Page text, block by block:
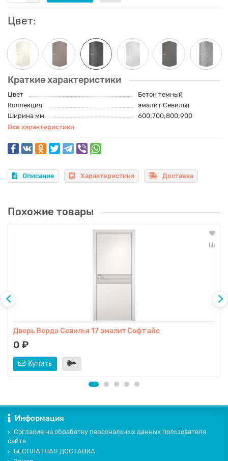
Цвет:
Краткие характеристики
Цвет
Бетон темный
Коллекция
эмалит Севилья
Ширина мм.
600;700;800;900
Все характеристики
Описание Характеристики Доставка
Похожие товары
Дверь Верда Севилья 17 эмалит Софт айс
0 ₽
Купить
Информация
Согласие на обработку персональных данных пользователя
сайта
БЕСПЛАТНАЯ ДОСТАВКА